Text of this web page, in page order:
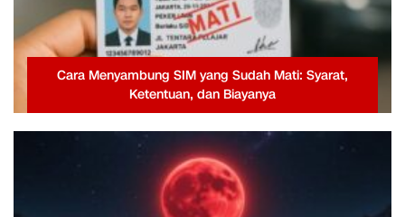
Cara Menyambung SIM yang Sudah Mati: Syarat,
Ketentuan, dan Biayanya